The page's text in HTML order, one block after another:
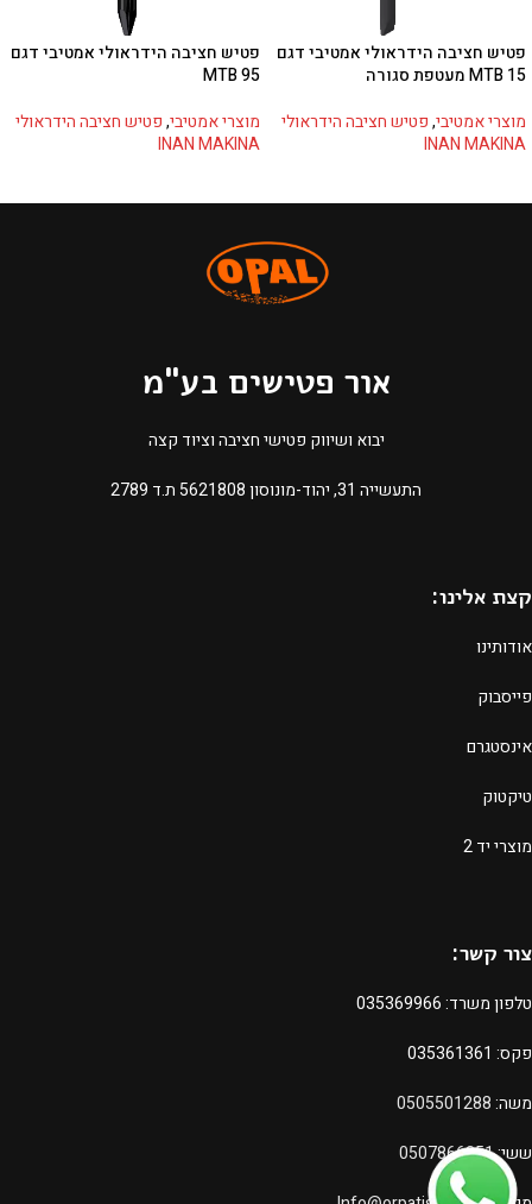
פטיש חציבה הידראולי אמטיבי דגם
MTB 15 מעטפת סגורה
מוצרי אמטיבי,פטיש חציבה הידראולי
INAN MAKINA
פטיש חציבה הידראולי אמטיבי דגם
MTB 95
מוצרי אמטיבי,פטיש חציבה הידראולי
INAN MAKINA
אור פטישים בע"מ
יבוא ושיווק פטישי חציבה וציוד קצה
התעשייה 31, יהוד-מונוסון 5621808 ת.ד 2789​
קצת אלינו:
אודותינו
פייסבוק
אינסטגרם
טיקטוק
מוצרי יד 2
צור קשר:
טלפון משרד:035369966
פקס: 035361361
משה:0505501288
ששי:0507866251